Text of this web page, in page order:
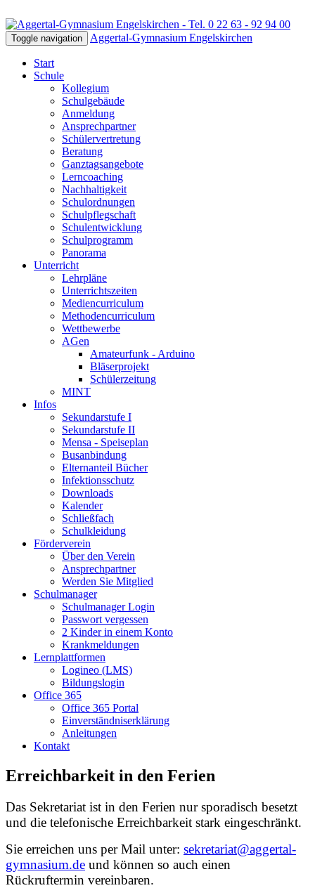
Toggle navigation Aggertal-Gymnasium Engelskirchen
Start
Schule
Kollegium
Schulgebäude
Anmeldung
Ansprechpartner
Schülervertretung
Beratung
Ganztagsangebote
Lerncoaching
Nachhaltigkeit
Schulordnungen
Schulpflegschaft
Schulentwicklung
Schulprogramm
Panorama
Unterricht
Lehrpläne
Unterrichtszeiten
Mediencurriculum
Methodencurriculum
Wettbewerbe
AGen
Amateurfunk - Arduino
Bläserprojekt
Schülerzeitung
MINT
Infos
Sekundarstufe I
Sekundarstufe II
Mensa - Speiseplan
Busanbindung
Elternanteil Bücher
Infektionsschutz
Downloads
Kalender
Schließfach
Schulkleidung
Förderverein
Über den Verein
Ansprechpartner
Werden Sie Mitglied
Schulmanager
Schulmanager Login
Passwort vergessen
2 Kinder in einem Konto
Krankmeldungen
Lernplattformen
Logineo (LMS)
Bildungslogin
Office 365
Office 365 Portal
Einverständniserklärung
Anleitungen
Kontakt
Erreichbarkeit in den Ferien
Das Sekretariat ist in den Ferien nur sporadisch besetzt
und die telefonische Erreichbarkeit stark eingeschränkt.
Sie erreichen uns per Mail unter: sekretariat@aggertal-
gymnasium.de und können so auch einen
Rückruftermin vereinbaren.